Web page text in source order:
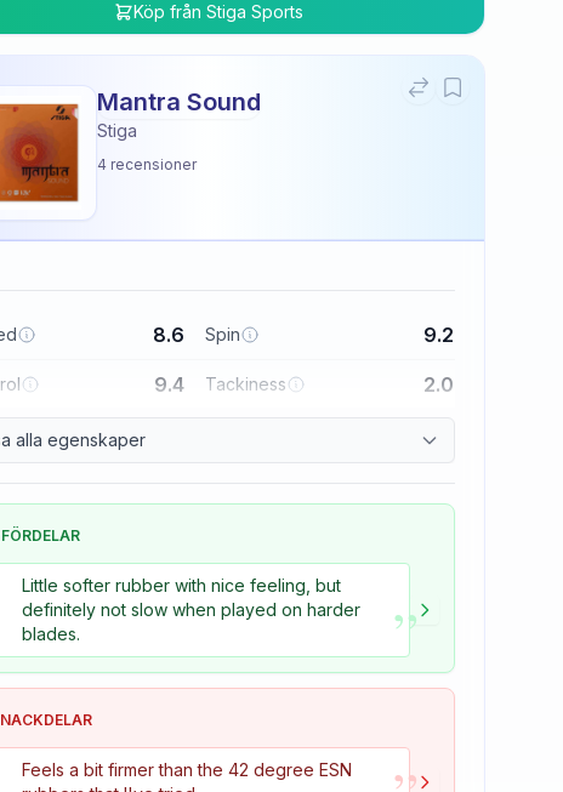
Köp från Stiga Sports
Mantra Sound
Stiga
4 recensioner
8.6 Spin 9.2
9.4 Tackiness 2.0
alla egenskaper
FÖRDELAR
Little softer rubber with nice feeling, but
definitely not slow when played on harder
blades.
”
NACKDELAR
Feels a bit firmer than the 42 degree ESN